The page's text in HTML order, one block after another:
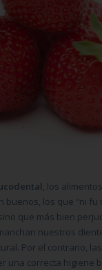
, los
buenos, los que “ni fu
que más bien
nuestros
Por el contrario,
una correcta higiene